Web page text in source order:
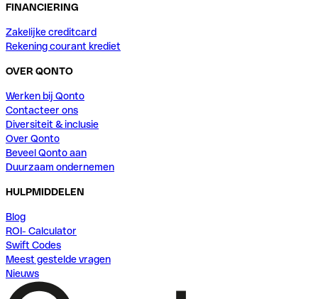
FINANCIERING
Zakelijke creditcard
Rekening courant krediet
OVER QONTO
Werken bij Qonto
Contacteer ons
Diversiteit & inclusie
Over Qonto
Beveel Qonto aan
Duurzaam ondernemen
HULPMIDDELEN
Blog
ROI- Calculator
Swift Codes
Meest gestelde vragen
Nieuws